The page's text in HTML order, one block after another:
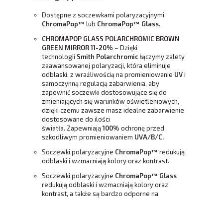
Dostępne z soczewkami polaryzacyjnymi
ChromaPop™ lub ChromaPop™ Glass.
CHROMAPOP GLASS POLARCHROMIC BROWN
GREEN MIRROR 11-20% – Dzięki
technologii Smith Polarchromicłączymy zalety
zaawansowanej polaryzacji, która eliminuje
odblaski, z wrażliwością na promieniowanie UVi
samoczynną regulacją zabarwienia, aby
zapewnić soczewki dostosowujące się do
zmieniających się warunków oświetleniowych,
dzięki czemu zawsze masz idealne zabarwienie
dostosowane do ilości
światła. Zapewniają100% ochronę przed
szkodliwym promieniowaniem UVA/B/C.
Soczewki polaryzacyjne ChromaPop™ redukują
odblaski i wzmacniają kolory oraz kontrast.
Soczewki polaryzacyjne ChromaPop™ Glass
redukują odblaski i wzmacniają kolory oraz
kontrast, a także są bardzo odporne na